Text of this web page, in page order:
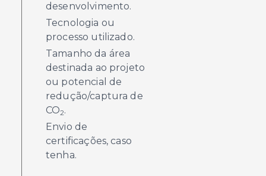
desenvolvimento.
Tecnologia ou
processo utilizado.
Tamanho da área
destinada ao projeto
ou potencial de
redução/captura de
CO2.
Envio de
certificações, caso
tenha.